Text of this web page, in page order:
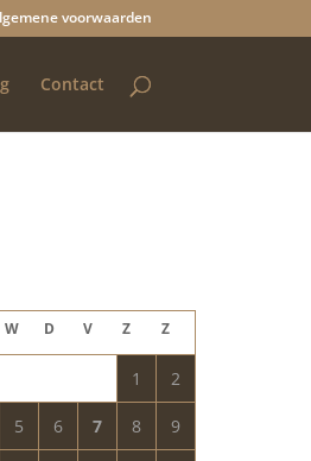
voorwaarden
Contact
W D V Z Z
1 2
5 6 7 8 9